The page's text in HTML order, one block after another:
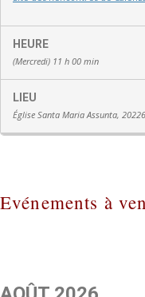
HEURE
(Mercredi) 11 h 00 min
LIEU
Église Santa Maria Assunta,
Evénements à